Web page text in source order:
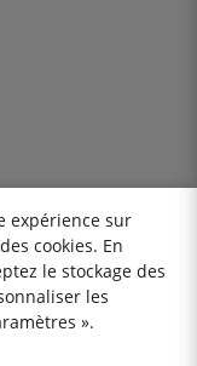
expérience sur
cookies. En
le stockage des
les
».